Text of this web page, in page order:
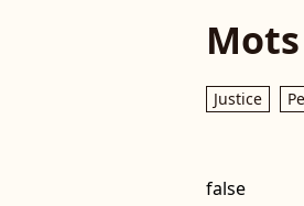
Justice
false